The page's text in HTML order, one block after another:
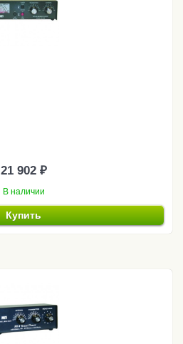
21 902 ₽
В наличии
Купить